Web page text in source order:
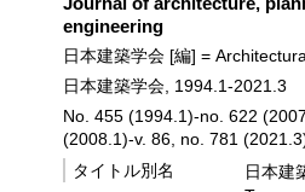
engineering
日本建築学会 [編] =
日本建築学会, 1994.1-2021.3
No. 455 (1994.1)-no. 622
(2008.1)-v. 86, no. 781
タイトル別名
日本建